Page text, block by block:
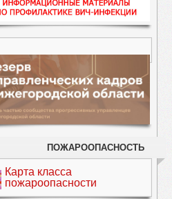
ПОЖАРООПАСНОСТЬ
Карта класса
пожароопасности